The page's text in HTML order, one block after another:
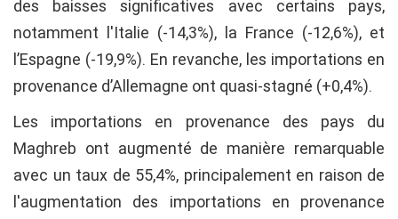
des baisses significatives avec certains pays,
notamment l'Italie (-14,3%), la France (-12,6%), et
l’Espagne (-19,9%). En revanche, les importations en
provenance d’Allemagne ont quasi-stagné (+0,4%).
Les importations en provenance des pays du
Maghreb ont augmenté de manière remarquable
avec un taux de 55,4%, principalement en raison de
l'augmentation des importations en provenance